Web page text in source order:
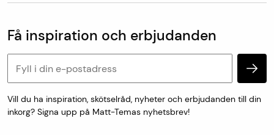
Vanliga frågor
Köp & leveransvillkor
Retur & reklamation
Personuppgifter och cookies
Få inspiration och erbjudanden
Vill du ha inspiration, skötselråd, nyheter och erbjudanden till din
inkorg? Signa upp på Matt-Temas nyhetsbrev!